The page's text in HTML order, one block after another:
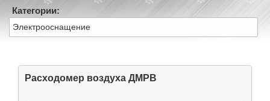
Категории:
Электрооснащение
Расходомер воздуха ДМРВ